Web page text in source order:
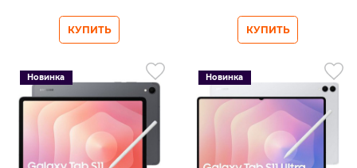
КУПИТЬ КУПИТЬ
Новинка Новинка